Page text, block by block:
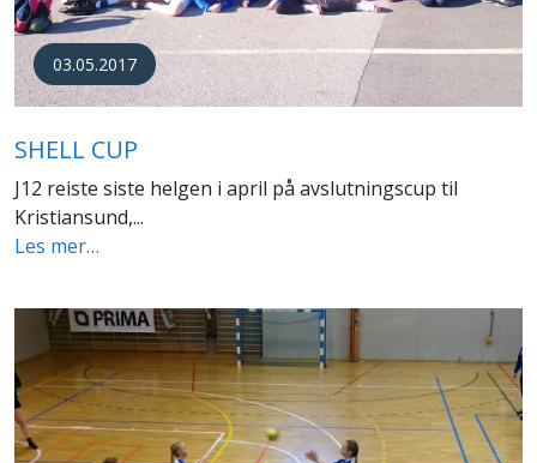
03.05.2017
SHELL CUP
J12 reiste siste helgen i april på avslutningscup til
Kristiansund,...
Les mer…